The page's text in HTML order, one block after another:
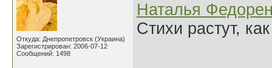
Откуда: Днепропетровск (Украина)
Зарегистрирован: 2006-07-12
Сообщений: 1498
Наталья
Стихи растут,